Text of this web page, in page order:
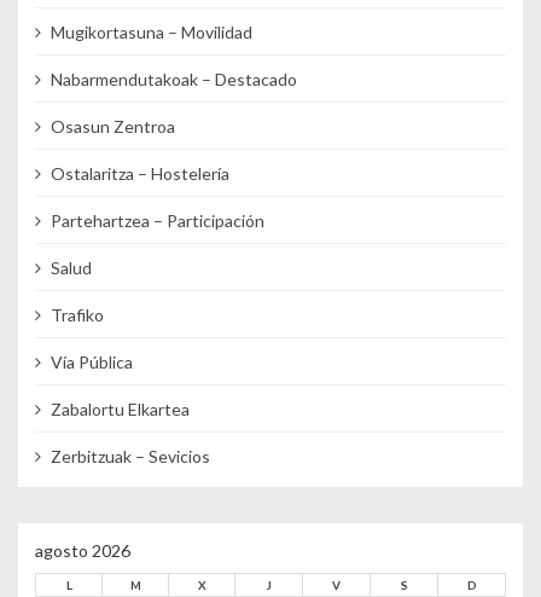
Mugikortasuna – Movilidad
Nabarmendutakoak – Destacado
Osasun Zentroa
Ostalaritza – Hostelería
Partehartzea – Participación
Salud
Trafiko
Vía Pública
Zabalortu Elkartea
Zerbitzuak – Sevicios
agosto 2026
L M X J V S D